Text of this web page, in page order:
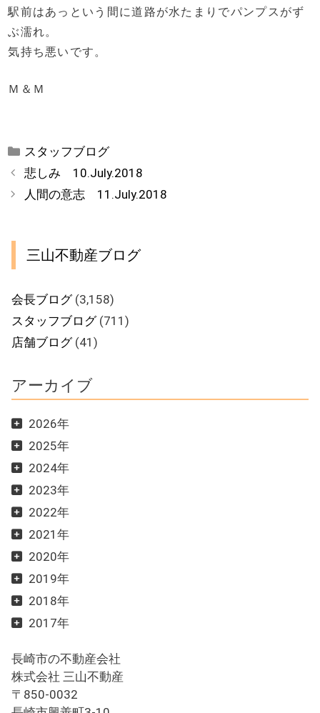
駅前はあっという間に道路が水たまりでパンプスがず
ぶ濡れ。
気持ち悪いです。
Ｍ＆Ｍ
カ
テ
リ
スタッフブログ
悲しみ 10.July.2018
人間の意志 11.July.2018
三山不動産ブログ
会長ブログ(3,158)
スタッフブログ(711)
店舗ブログ(41)
アーカイブ
2026年
2025年
2024年
2023年
2022年
2021年
2020年
2019年
2018年
2017年
長崎市の不動産会社
株式会社 三山不動産
〒850-0032